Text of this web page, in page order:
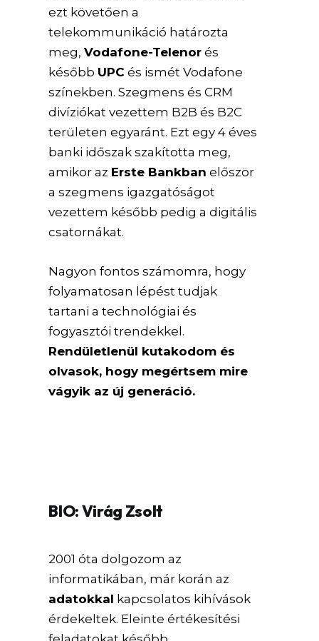
ezt követően a
telekommunikáció határozta
meg,Vodafone-Telenor és
később UPC és ismét Vodafone
színekben. Szegmens és CRM
divíziókat vezettem B2B és B2C
területen egyaránt. Ezt egy 4 éves
banki időszak szakította meg,
amikor az Erste Bankban először
a szegmens igazgatóságot
vezettem később pedig a digitális
csatornákat.
Nagyon fontos számomra, hogy
folyamatosan lépést tudjak
tartani a technológiai és
fogyasztói trendekkel.
Rendületlenül kutakodom és
olvasok, hogy megértsem mire
vágyik az új generáció.
BIO: Virág Zsolt
2001 óta dolgozom az
informatikában, már korán az
adatokkal kapcsolatos kihívások
érdekeltek. Eleinte értékesítési